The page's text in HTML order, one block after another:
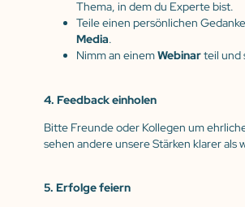
Thema, in dem du Experte bist.
Teile einen persönlichen
Media.
Nimm an einemWebinarteil und
4. Feedback einholen
Bitte Freunde oder Kollegen um
sehen andere unsere Stärken klarer als
5. Erfolge feiern